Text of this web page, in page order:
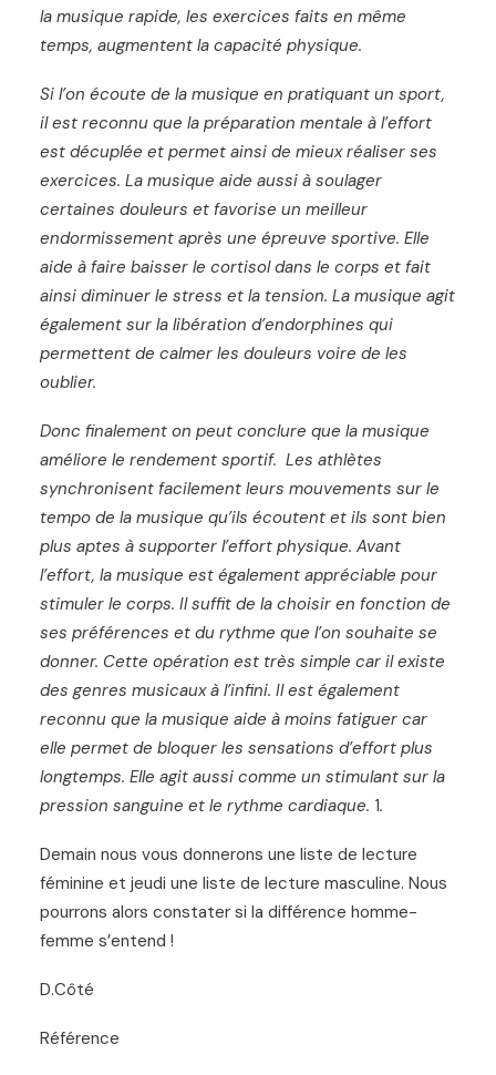
la musique rapide, les exercices faits en même
temps, augmentent la capacité physique.
Si l’on écoute de la musique en pratiquant un sport,
il est reconnu que la préparation mentale à l’effort
est décuplée et permet ainsi de mieux réaliser ses
exercices. La musique aide aussi à soulager
certaines douleurs et favorise un meilleur
endormissement après une épreuve sportive. Elle
aide à faire baisser le cortisol dans le corps et fait
ainsi diminuer le stress et la tension. La musique agit
également sur la libération d’endorphines qui
permettent de calmer les douleurs voire de les
oublier.
Donc finalement on peut conclure que la musique
améliore le rendement sportif. Les athlètes
synchronisent facilement leurs mouvements sur le
tempo de la musique qu’ils écoutent et ils sont bien
plus aptes à supporter l’effort physique. Avant
l’effort, la musique est également appréciable pour
stimuler le corps. Il suffit de la choisir en fonction de
ses préférences et du rythme que l’on souhaite se
donner. Cette opération est très simple car il existe
des genres musicaux à l’infini. Il est également
reconnu que la musique aide à moins fatiguer car
elle permet de bloquer les sensations d’effort plus
longtemps. Elle agit aussi comme un stimulant sur la
pression sanguine et le rythme cardiaque. 1.
Demain nous vous donnerons une liste de lecture
féminine et jeudi une liste de lecture masculine. Nous
pourrons alors constater si la différence homme-
femme s’entend !
D.Côté
Référence